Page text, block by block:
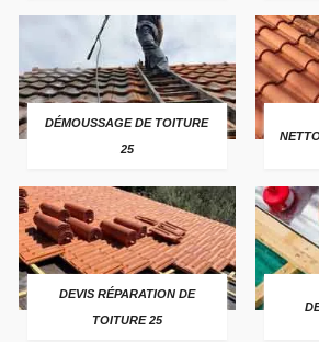
DÉMOUSSAGE DE TOITURE
25
DEVIS RÉPARATION DE
TOITURE 25